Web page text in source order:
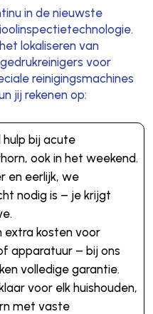
in de nieuwste
lokaliseren van
voor
reinigingsmachines
jij rekenen op:
hulp bij acute
ook in het weekend.
en eerlijk, we
nodig is – je krijgt
extra kosten voor
apparatuur – bij ons
volledige garantie.
voor elk huishouden,
met vaste